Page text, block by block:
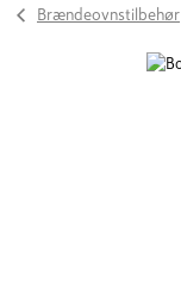
Brændeovnstilbehør